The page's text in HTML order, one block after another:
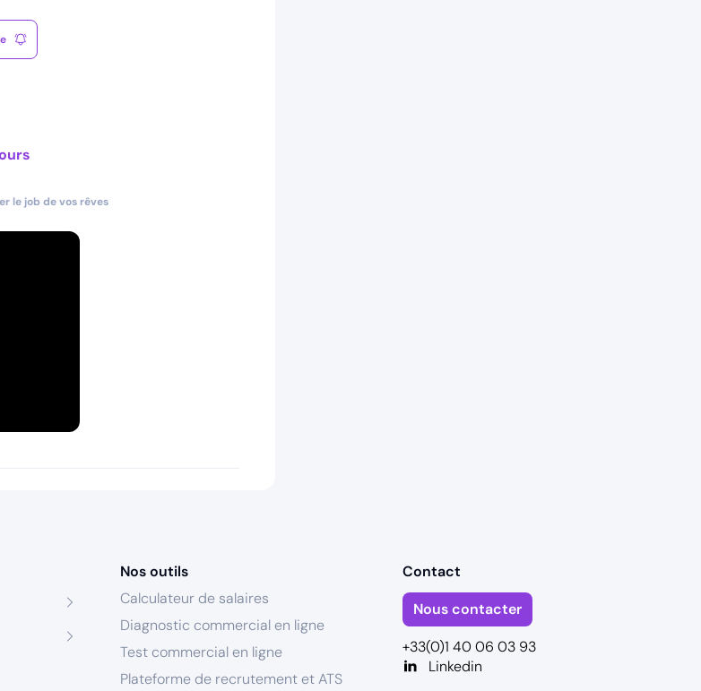
le job de vos rêves
Nos outils
Calculateur de salaires
Diagnostic commercial en ligne
Test commercial en ligne
Plateforme de recrutement et ATS
Contact
Nous contacter
+33(0)1 40 06 03 93
Linkedin